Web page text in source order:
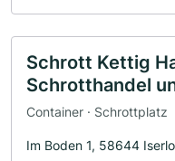
Schrott Kettig
Schrotthandel
Container · Schrottplatz
Im Boden 1, 58644